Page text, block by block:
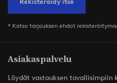
* Katso tarjouksen ehdot
Asiakaspalvelu
Löydät vastauksen tavallisimpiin